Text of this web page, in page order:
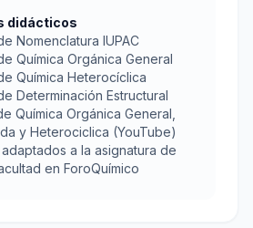
didácticos
Nomenclatura IUPAC
Química Orgánica General
Química Heterocíclica
Determinación Estructural
Química Orgánica General,
y Heterociclica (YouTube)
a la asignatura de
en ForoQuímico